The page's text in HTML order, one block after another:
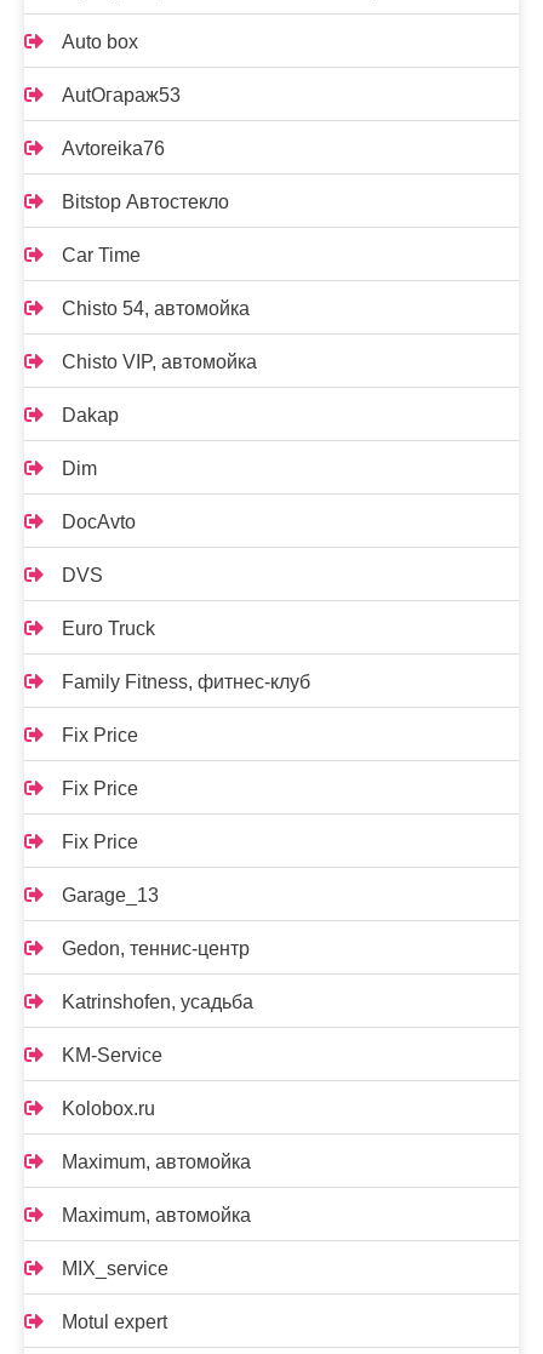
Auto box
AutOгараж53
Avtoreika76
Bitstop Автостекло
Car Time
Chisto 54, автомойка
Chisto VIP, автомойка
Dakap
Dim
DocAvto
DVS
Euro Truck
Family Fitness, фитнес-клуб
Fix Price
Fix Price
Fix Price
Garage_13
Gedon, теннис-центр
Katrinshofen, усадьба
KM-Service
Kolobox.ru
Maximum, автомойка
Maximum, автомойка
MIX_service
Motul expert